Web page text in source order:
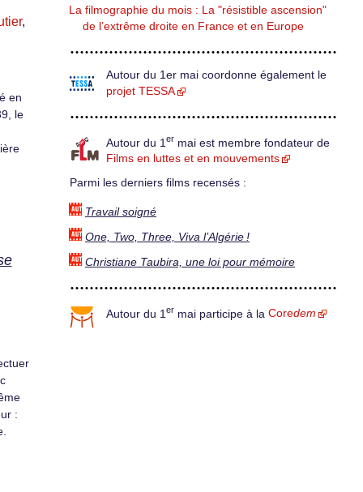
,
en
le
:
La filmographie du mois : La "résistible ascension"
de l’extrême droite en France et en Europe
Autour du 1er mai coordonne également le
projet TESSA
Autour du 1 er mai est membre fondateur de
Films en luttes et en mouvements
Parmi les derniers films recensés :
Travail soigné
One, Two, Three, Viva l’Algérie !
Christiane Taubira, une loi pour mémoire
Autour du 1 er mai participe à la Coredem